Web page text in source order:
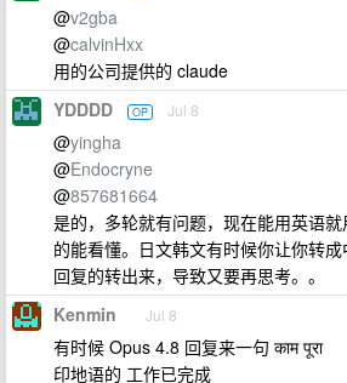
@v2gba
@calvinHxx
用的公司提供的 claude
YDDDD OP Jul 8
@yingha
@Endocryne
@857681664
是的，多轮就有问题，现在能用英语
的能看懂。日文韩文有时候你让你转
回复的转出来，导致又要再思考。。
Kenmin Jul 8
有时候 Opus 4.8 回复来一句 काम पूरा
印地语的 工作已完成